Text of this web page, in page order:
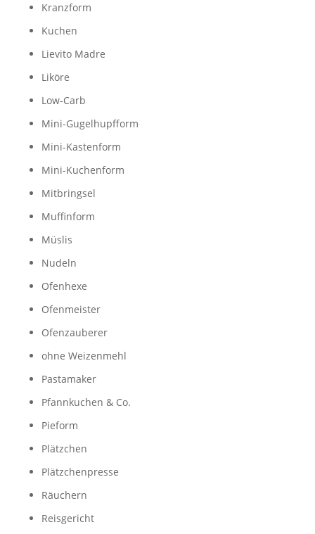
Kranzform
Kuchen
Lievito Madre
Liköre
Low-Carb
Mini-Gugelhupfform
Mini-Kastenform
Mini-Kuchenform
Mitbringsel
Muffinform
Müslis
Nudeln
Ofenhexe
Ofenmeister
Ofenzauberer
ohne Weizenmehl
Pastamaker
Pfannkuchen & Co.
Pieform
Plätzchen
Plätzchenpresse
Räuchern
Reisgericht